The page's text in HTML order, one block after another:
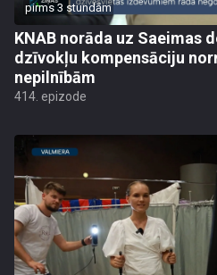
pirms 3 stundām
KNAB norāda uz Saeimas
dzīvokļu kompensāciju
nepilnībām
414. epizode